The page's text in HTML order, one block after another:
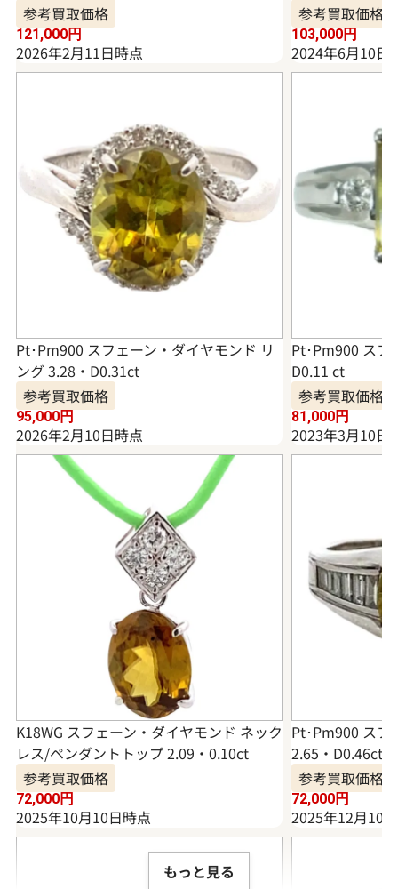
参考買取価格
121,000円
2026年2月11日時点
参考買取価格
103,000円
2024年6月10日
Pt･Pm900 スフェーン・ダイヤモンド リ
ング 3.28・D0.31ct
参考買取価格
95,000円
2026年2月10日時点
Pt･Pm900 スフ
D0.11 ct
参考買取価格
81,000円
2023年3月10日
K18WG スフェーン・ダイヤモンド ネック
レス/ペンダントトップ 2.09・0.10ct
参考買取価格
72,000円
2025年10月10日時点
Pt･Pm900 スフ
2.65・D0.46ct
参考買取価格
72,000円
2025年12月10
もっと見る